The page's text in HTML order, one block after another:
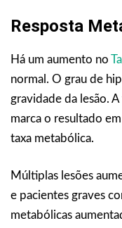
Resposta
Há um aumento no
normal. O grau de
gravidade da lesão.
marca o resultado
taxa metabólica.
Múltiplas lesões
e pacientes graves
metabólicas